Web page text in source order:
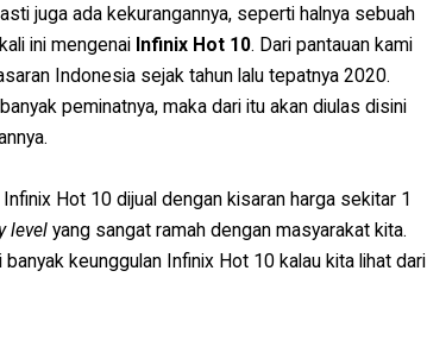
juga ada kekurangannya, seperti halnya sebuah
ini mengenai Infinix Hot 10. Dari pantauan kami
Indonesia sejak tahun lalu tepatnya 2020.
peminatnya, maka dari itu akan diulas disini
Hot 10 dijual dengan kisaran harga sekitar 1
level yang sangat ramah dengan masyarakat kita.
keunggulan Infinix Hot 10 kalau kita lihat dari